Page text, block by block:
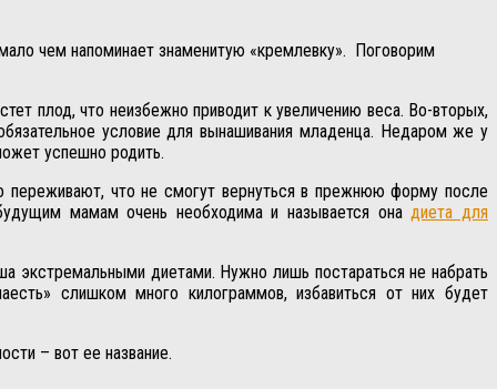
чем напоминает знаменитую «кремлевку». Поговорим
плод, что неизбежно приводит к увеличению веса. Во-вторых,
условие для вынашивания младенца. Недаром же у
успешно родить.
переживают, что не смогут вернуться в прежнюю форму после
мамам очень необходима и называется онадиета для
экстремальными диетами. Нужно лишь постараться не набрать
слишком много килограммов, избавиться от них будет
– вот ее название.